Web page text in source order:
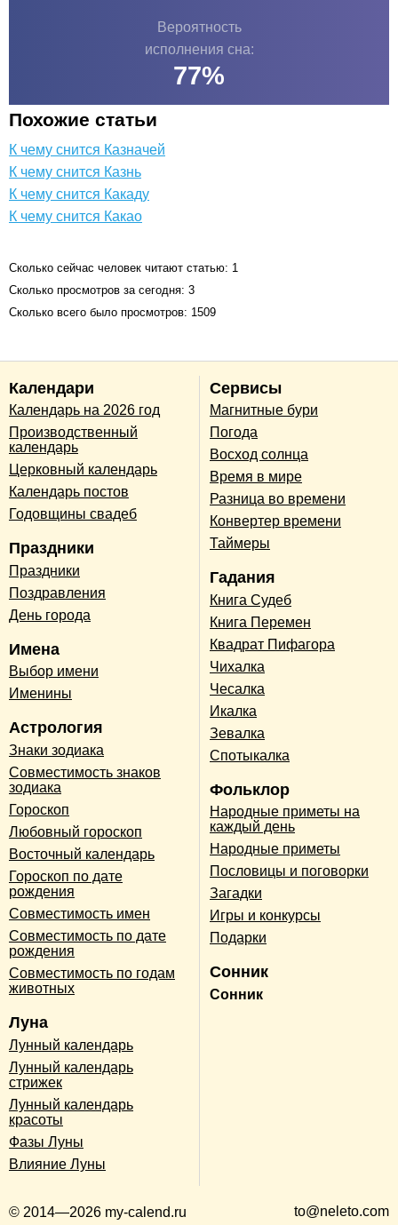
Вероятность
исполнения сна:
77%
Похожие статьи
К чему снится Казначей
К чему снится Казнь
К чему снится Какаду
К чему снится Какао
Сколько сейчас человек читают статью: 1
Сколько просмотров за сегодня: 3
Сколько всего было просмотров: 1509
Календари
Календарь на 2026 год
Производственный
календарь
Церковный календарь
Календарь постов
Годовщины свадеб
Праздники
Праздники
Поздравления
День города
Имена
Выбор имени
Именины
Астрология
Знаки зодиака
Совместимость знаков
зодиака
Гороскоп
Любовный гороскоп
Восточный календарь
Гороскоп по дате
рождения
Совместимость имен
Совместимость по дате
рождения
Совместимость по годам
животных
Луна
Лунный календарь
Лунный календарь
стрижек
Лунный календарь
красоты
Фазы Луны
Влияние Луны
Сервисы
Магнитные бури
Погода
Восход солнца
Время в мире
Разница во времени
Конвертер времени
Таймеры
Гадания
Книга Судеб
Книга Перемен
Квадрат Пифагора
Чихалка
Чесалка
Икалка
Зевалка
Спотыкалка
Фольклор
Народные приметы на
каждый день
Народные приметы
Пословицы и поговорки
Загадки
Игры и конкурсы
Подарки
Сонник
Сонник
© 2014—2026 my-calend.ru to@neleto.com